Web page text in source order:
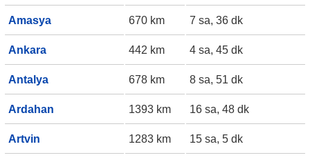
Amasya 670 km 7 sa, 36 dk
Ankara 442 km 4 sa, 45 dk
Antalya 678 km 8 sa, 51 dk
Ardahan 1393 km 16 sa, 48 dk
Artvin 1283 km 15 sa, 5 dk